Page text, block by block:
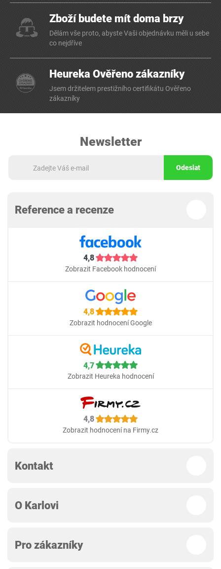
Zboží budete mít doma brzy
Dělám vše proto, abyste Vaši objednávku měli u sebe
co nejdříve
Heureka Ověřeno zákazníky
Jsem držitelem prestižního certifikátu Ověřeno
zákazníky
Newsletter
Odeslat
Reference a recenze
4,8
Zobrazit Facebook hodnocení
4,8
Zobrazit hodnocení Google
4,7
Zobrazit Heureka hodnocení
4,8
Zobrazit hodnocení na Firmy.cz
Kontakt
O Karlovi
Pro zákazníky